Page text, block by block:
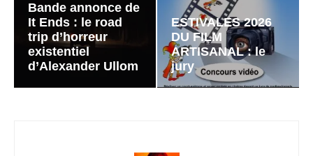
Bande annonce de
It Ends : le road
trip d’horreur
existentiel
d’Alexander Ullom
ESTIVALES 2026
DU FILM
ARTISANAL : le
jury